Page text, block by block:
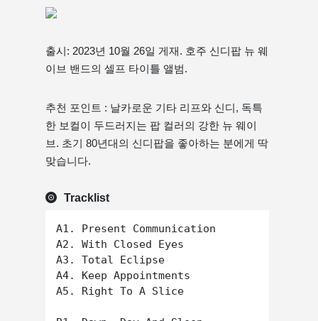
출시: 2023년 10월 26일 게재. 호주 신디팝 뉴 웨
이브 밴드의 셀프 타이틀 앨범.
추천 포인트 : 날카로운 기타 리프와 신디, 독특
한 보컬이 두드러지는 팝 컬러의 강한 뉴 웨이
브. 초기 80년대의 신디팝을 좋아하는 분에게 딱
맞습니다.
Tracklist
A1. Present Communication
A2. With Closed Eyes
A3. Total Eclipse
A4. Keep Appointments
A5. Right To A Slice